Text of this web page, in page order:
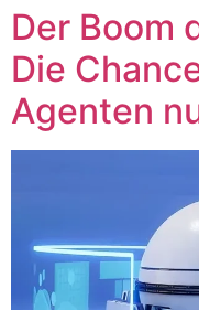
Der Boom
Die
Agenten